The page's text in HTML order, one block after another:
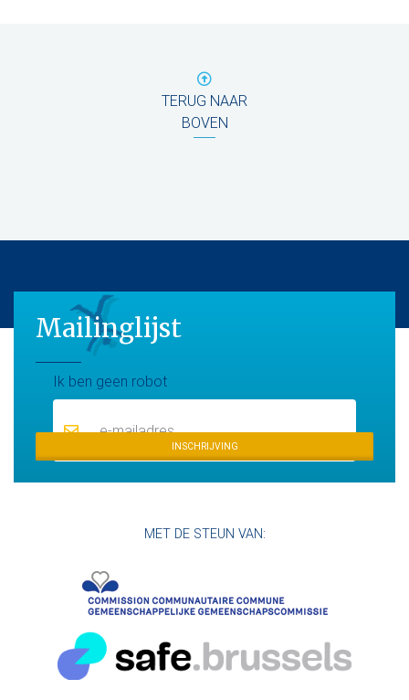
TERUG NAAR
BOVEN
Mailinglijst
Ik ben geen robotMaillinglijst
INSCHRIJVING
MET DE STEUN VAN: